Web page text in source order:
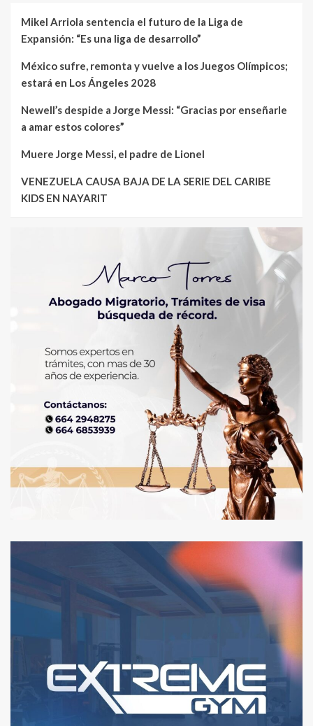
Mikel Arriola sentencia el futuro de la Liga de
Expansión: “Es una liga de desarrollo”
México sufre, remonta y vuelve a los Juegos Olímpicos;
estará en Los Ángeles 2028
Newell’s despide a Jorge Messi: “Gracias por enseñarle
a amar estos colores”
Muere Jorge Messi, el padre de Lionel
VENEZUELA CAUSA BAJA DE LA SERIE DEL CARIBE
KIDS EN NAYARIT